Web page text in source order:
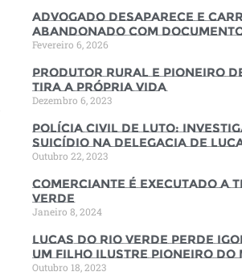
Advogado desaparece e
abandonado com
Fevereiro 6, 2026
Produtor rural e pioneiro de
tira a própria vida
Dezembro 6, 2023
Polícia Civil de luto:
suicídio na Delegacia de
Outubro 22, 2023
Comerciante é executado a
Verde
Janeiro 8, 2024
Lucas do Rio Verde perde
um filho ilustre pioneiro do
Outubro 18, 2023